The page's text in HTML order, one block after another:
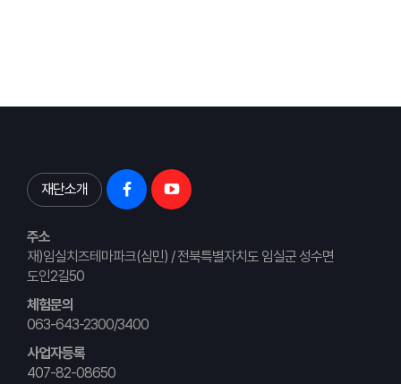
재단소개
주소
재)임실치즈테마파크(심민) / 전북특별자치도 임실군 성수면
도인2길50
체험문의
063-643-2300/3400
사업자등록
407-82-08650